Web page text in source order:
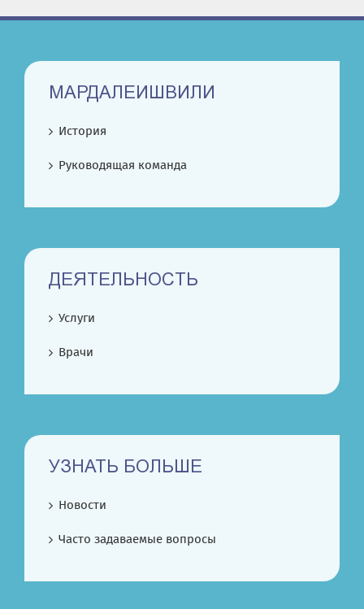
МАРДАЛЕИШВИЛИ
История
Руководящая команда
ДЕЯТЕЛЬНОСТЬ
Услуги
Врачи
УЗНАТЬ БОЛЬШЕ
Новости
Часто задаваемые вопросы